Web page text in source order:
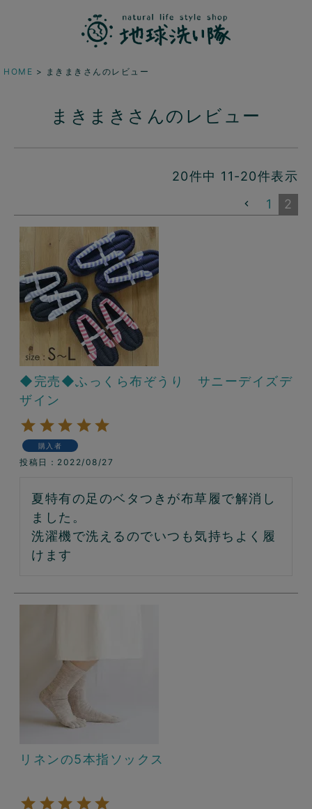
HOME まきまきさんのレビュー
まきまきさんのレビュー
20件中 11-20件表示
1
2
◆完売◆ふっくら布ぞうり サニーデイズデ
ザイン
購入者
投稿日 2022/08/27
夏特有の足のベタつきが布草履で解消し
ました。
洗濯機で洗えるのでいつも気持ちよく履
けます
リネンの5本指ソックス